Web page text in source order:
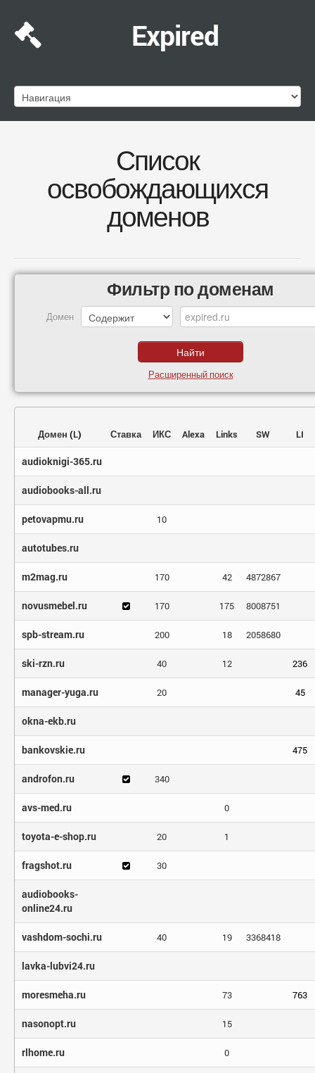
Expired
Список
освобождающихся
доменов
Фильтр по доменам
Домен
Расширенный поиск
Домен (L) Ставка ИКС Alexa Links SW LI
audioknigi-365.ru
audiobooks-all.ru
petovapmu.ru 10
autotubes.ru
m2mag.ru 170 42 4872867
novusmebel.ru 170 175 8008751
spb-stream.ru 200 18 2058680
ski-rzn.ru 40 12 236
manager-yuga.ru 20 45
okna-ekb.ru
bankovskie.ru 475
androfon.ru 340
avs-med.ru 0
toyota-e-shop.ru 20 1
fragshot.ru 30
audiobooks-
online24.ru
vashdom-sochi.ru 40 19 3368418
lavka-lubvi24.ru
moresmeha.ru 73 763
nasonopt.ru 15
rlhome.ru 0